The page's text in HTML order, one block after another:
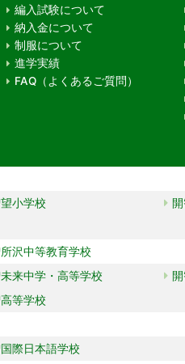
編入試験について
納入金について
制服について
進学実績
FAQ（よくあるご質問）
小学校
沢中等教育学校
来中学・高等学校
等学校
際日本語学校